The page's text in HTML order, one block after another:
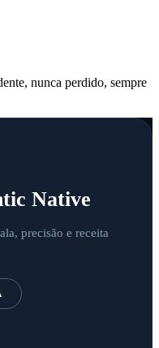
nunca perdido, sempre
Native
precisão e receita